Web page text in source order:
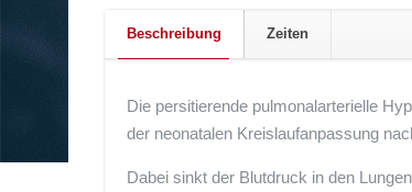
Beschreibung Zeiten
Die persitierende pulmonalarterielle
der neonatalen Kreislaufanpassung
Dabei sinkt der Blutdruck in den